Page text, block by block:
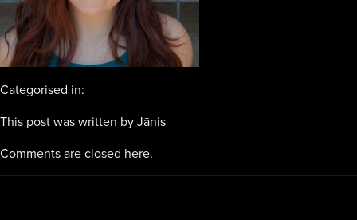
Categorised in:
This post was written by Jānis
Comments are closed here.